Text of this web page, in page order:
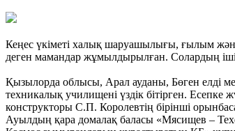
Кеңес үкіметі халық шаруашылығы, ғылым
деген мамандар жұмылдырылған. Солардың
Қызылорда облысы, Арал ауданы, Бөген елді
техникалық училищені үздік бітірген. Есепке
конструкторы С.П. Королевтің бірінші
Ауылдың қара домалақ баласы «Мясищев –